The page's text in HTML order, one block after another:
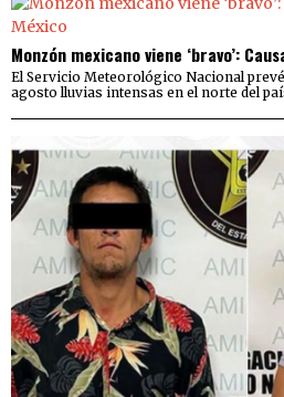
Monzón mexicano viene ‘bravo’:
El Servicio Meteorológico Nacional
agosto lluvias intensas en el norte del